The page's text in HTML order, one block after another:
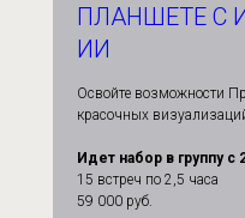
ПЛАНШЕТЕ С
ИИ
Освойте возможности
красочных
Идет набор в группу с
15 встреч по 2,5 часа
59 000 руб.